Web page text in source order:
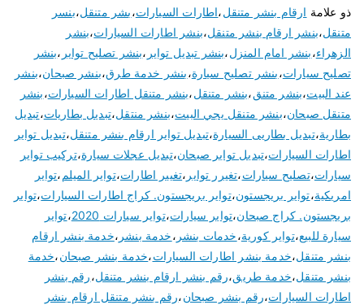
ذو علامة ارقام بنشر متنقل،اطارات السيارات،بشر متنقل،بنسر
متنقل،بنشر ارقام بنشر متنقل،بنشر اطارات السيارات،بنشر
الزهراء،بنشر امام المنزل،بنشر تبديل تواير ،بنشر تصليح تواير ،بنشر
تصليح سيارات،بنشر تصليح سيارة،بنشر خدمة طرق،بنشر صبحان،بنشر
عند البيت،بنشر متنق،بنشر متنقل،بنشر متنقل اطارات السيارات،بنشر
متنقل صبحان،بنشر متنقل يجي البيت،بنشر منتقل،تبديل بطاريات،تبديل
بطارية،تبديل بطاريى السيارة،تبديل تواير ارقام بنشر متنقل،تبديل تواير
اطارات السيارات،تبديل تواير صبحان،تبديل عجلات سيارة،تركيب تواير
سيارات،تصليح سيارات،تغيرر تواير ،تغيير اطارات،تواير الميلم،تواير
امريكية،تواير بريجستون،تواير بريجستون. كراج اطارات السيارات،تواير
بريجستون. كراج صبحان،تواير سيارات،تواير سيارات 2020 ،تواير
سيارة للبيع،تواير كورية،خدمات بنشر ،خدمة بنشر ،خدمة بنشر ارقام
بنشر متنقل،خدمة بنشر اطارات السيارات،خدمة بنشر صبحان،خدمة
بنشر متنقل،خدمة طريق،رقم بنشر ارقام بنشر متنقل،رقم بنشر
اطارات السيارات،رقم بنشر صبحان،رقم بنشر متنقل ارقام بنشر